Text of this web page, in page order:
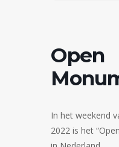
Open
In het weekend
2022 is het